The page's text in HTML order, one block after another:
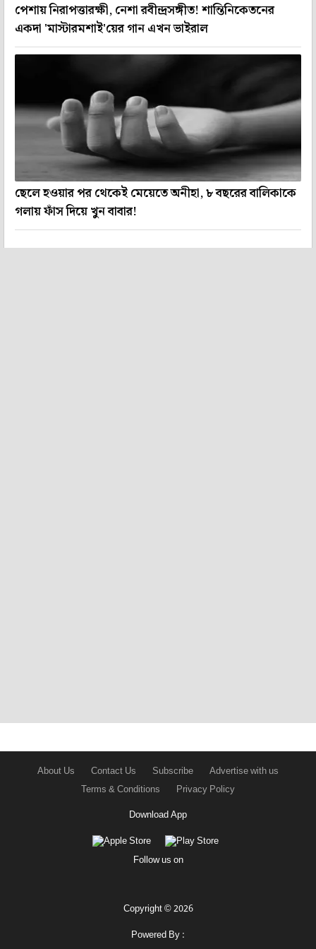
পেশায় নিরাপত্তারক্ষী, নেশা রবীন্দ্রসঙ্গীত! শান্তিনিকেতনের
একদা 'মাস্টারমশাই'য়ের গান এখন ভাইরাল
ছেলে হওয়ার পর থেকেই মেয়েতে অনীহা, ৮ বছরের বালিকাকে
গলায় ফাঁস দিয়ে খুন বাবার!
About Us Contact Us Subscribe
Advertise with us
Terms & Conditions
Privacy Policy
Download App
Follow us on
Copyright © 2026
Powered By :